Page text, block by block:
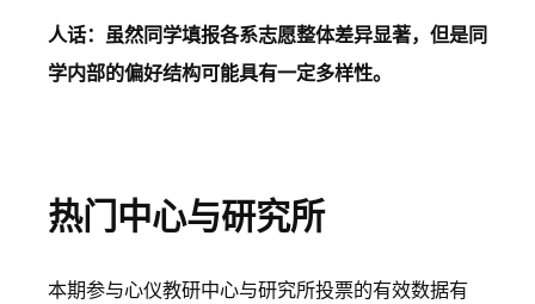
人话：虽然同学填报各系志愿整体差异显著，但是同
学内部的偏好结构可能具有一定多样性。
热门中心与研究所
本期参与心仪教研中心与研究所投票的有效数据有